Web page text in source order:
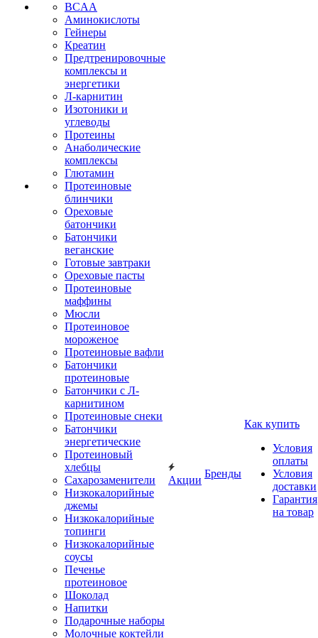
BCAA
Аминокислоты
Гейнеры
Креатин
Предтренировочные
комплексы и
энергетики
Л-карнитин
Изотоники и
углеводы
Протеины
Анаболические
комплексы
Глютамин
Протеиновые
блинчики
Ореховые
батончики
Батончики
веганские
Готовые завтраки
Ореховые пасты
Протеиновые
маффины
Мюсли
Протеиновое
мороженое
Протеиновые вафли
Батончики
протеиновые
Батончики с Л-
карнитином
Протеиновые снеки
Батончики
энергетические
Протеиновый
хлебцы
Сахарозаменители
Низкокалорийные
джемы
Низкокалорийные
топинги
Низкокалорийные
соусы
Печенье
протеиновое
Шоколад
Напитки
Подарочные наборы
Молочные коктейли
Акции
Бренды
Как купить
Условия
оплаты
Условия
доставки
Гарантия
на товар